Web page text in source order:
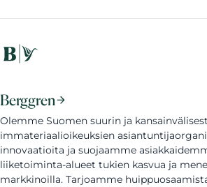
Berggren
Olemme Suomen suurin ja
immateriaalioikeuksien
innovaatioita ja suojaamme
liiketoiminta-alueet tukien kasvua ja
markkinoilla. Tarjoamme